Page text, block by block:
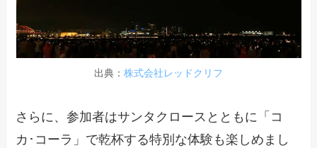
出典： 株式会社レッドクリフ
さらに、参加者はサンタクロースとともに「コ
カ･コーラ」で乾杯する特別な体験も楽しめまし